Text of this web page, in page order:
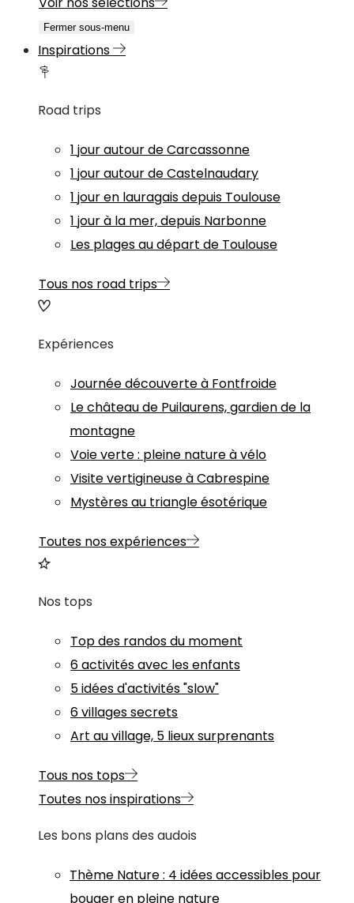
Fermer sous-menu
Inspirations
Road trips
1 jour autour de Carcassonne
1 jour autour de Castelnaudary
1 jour en lauragais depuis Toulouse
1 jour à la mer, depuis Narbonne
Les plages au départ de Toulouse
Tous nos road trips
Expériences
Journée découverte à Fontfroide
Le château de Puilaurens, gardien de la
montagne
Voie verte : pleine nature à vélo
Visite vertigineuse à Cabrespine
Mystères au triangle ésotérique
Toutes nos expériences
Nos tops
Top des randos du moment
6 activités avec les enfants
5 idées d'activités "slow"
6 villages secrets
Art au village, 5 lieux surprenants
Tous nos tops
Toutes nos inspirations
Les bons plans des audois
Thème Nature: 4 idées accessibles pour
bouger en pleine nature